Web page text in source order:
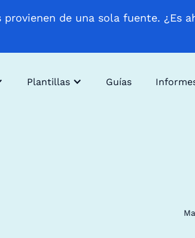
de una sola fuente. ¿Es
Plantillas Guías